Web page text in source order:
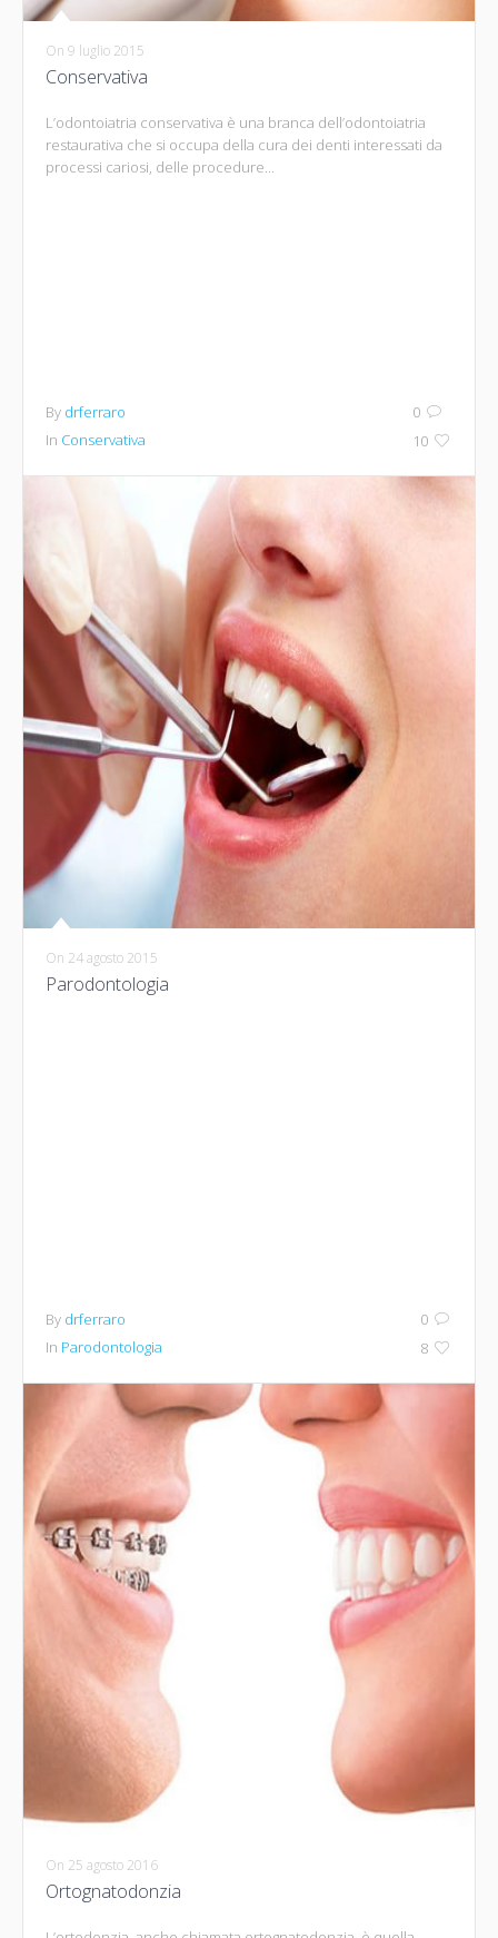
On9 luglio 2015
Conservativa
L’odontoiatria conservativa è una branca dell’odontoiatria
restaurativa che si occupa della cura dei denti interessati da
processi cariosi, delle procedure...
0
10
By drferraro
In Conservativa
On 24 agosto 2015
Parodontologia
0
8
By drferraro
In Parodontologia
On 25 agosto 2016
Ortognatodonzia